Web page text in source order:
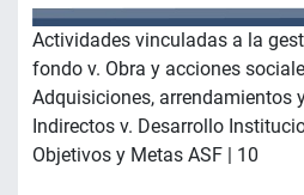
Actividades vinculadas a la
fondo v. Obra y acciones
Adquisiciones, arrendamientos
Indirectos v. Desarrollo
Objetivos y Metas ASF | 10